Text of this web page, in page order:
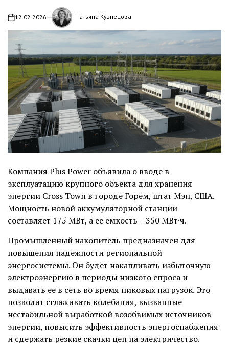
on12.02.2026 Татьяна Кузнецова
Компания Plus Power объявила о вводе в
эксплуатацию крупного объекта для хранения
энергии Cross Town в городе Горем, штат Мэн, США.
Мощность новой аккумуляторной станции
составляет 175 МВт, а ее емкость – 350 МВт·ч.
Промышленный накопитель предназначен для
повышения надежности региональной
энергосистемы. Он будет накапливать избыточную
электроэнергию в периоды низкого спроса и
выдавать ее в сеть во время пиковых нагрузок. Это
позволит сглаживать колебания, вызванные
нестабильной выработкой возобвимых источников
энергии, повысить эффективность энергоснабжения
и сдержать резкие скачки цен на электричество.